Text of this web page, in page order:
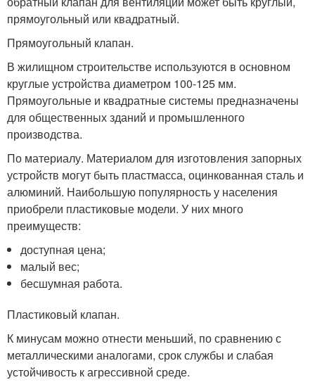
прямоугольный или квадратный.
Прямоугольный клапан.
В жилищном строительстве используются в основном
круглые устройства диаметром 100-125 мм.
Прямоугольные и квадратные системы предназначены
для общественных зданий и промышленного
производства.
По материалу. Материалом для изготовления запорных
устройств могут быть пластмасса, оцинкованная сталь и
алюминий. Наибольшую популярность у населения
приобрели пластиковые модели. У них много
преимуществ:
доступная цена;
малый вес;
бесшумная работа.
Пластиковый клапан.
К минусам можно отнести меньший, по сравнению с
металлическими аналогами, срок службы и слабая
устойчивость к агрессивной среде.